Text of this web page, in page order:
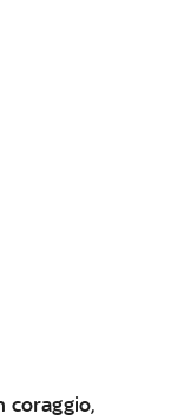
coraggio,